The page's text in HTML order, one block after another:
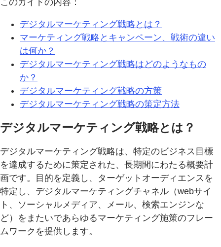
デジタルマーケティング戦略とは？
マーケティング戦略とキャンペーン、戦術の違い
は何か？
デジタルマーケティング戦略はどのようなもの
か？
デジタルマーケティング戦略の方策
デジタルマーケティング戦略の策定方法
デジタルマーケティング戦略とは？
デジタルマーケティング戦略は、特定のビジネス目標
を達成するために策定された、長期間にわたる概要計
画です。目的を定義し、ターゲットオーディエンスを
特定し、デジタルマーケティングチャネル（webサイ
ト、ソーシャルメディア、メール、検索エンジンな
ど）をまたいであらゆるマーケティング施策のフレー
ムワークを提供します。